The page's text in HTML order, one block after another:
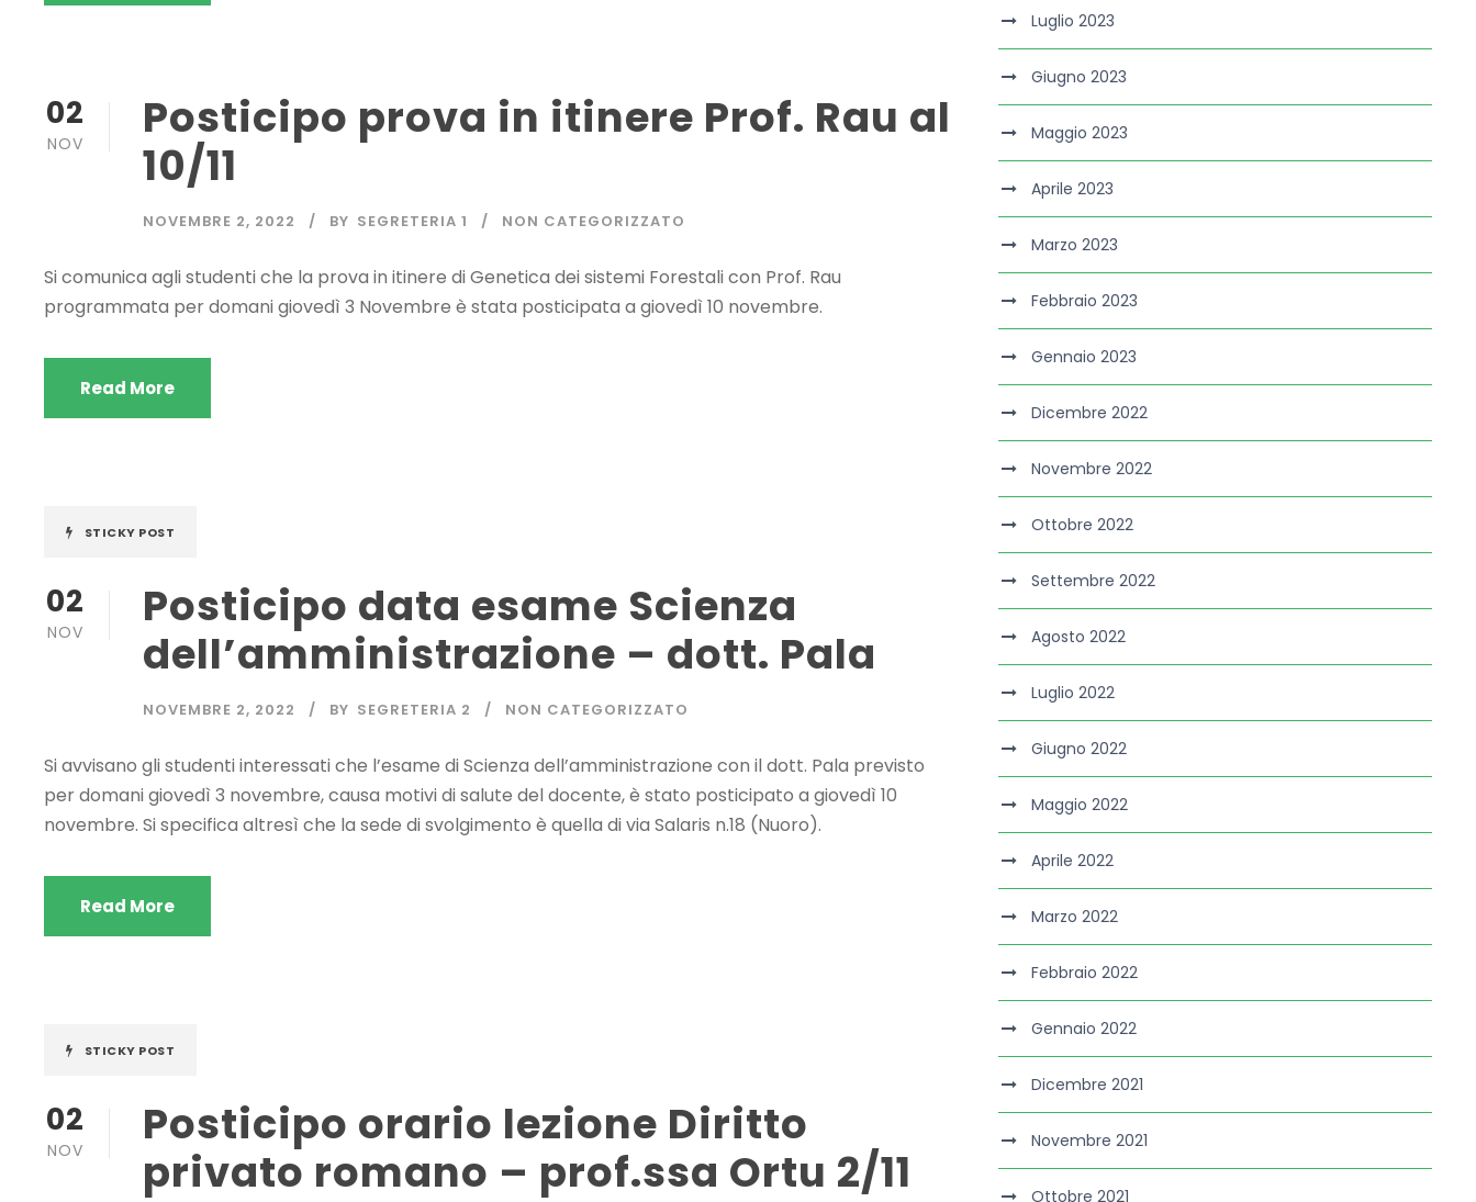
02
NOV
Posticipo prova in itinere Prof. Rau al
10/11
NOVEMBRE 2, 2022 BY SEGRETERIA 1 NON CATEGORIZZATO
Si comunica agli studenti che la prova in itinere di Genetica dei sistemi Forestali con Prof. Rau
programmata per domani giovedì 3 Novembre è stata posticipata a giovedì 10 novembre.
Read More
STICKY POST
02
NOV
Posticipo data esame Scienza
dell’amministrazione – dott. Pala
NOVEMBRE 2, 2022 BY SEGRETERIA 2 NON CATEGORIZZATO
Si avvisano gli studenti interessati che l’esame di Scienza dell’amministrazione con il dott. Pala previsto
per domani giovedì 3 novembre, causa motivi di salute del docente, è stato posticipato a giovedì 10
novembre. Si specifica altresì che la sede di svolgimento è quella di via Salaris n.18 (Nuoro).
Read More
STICKY POST
02
NOV
Posticipo orario lezione Diritto
privato romano – prof.ssa Ortu 2/11
Luglio 2023
Giugno 2023
Maggio 2023
Aprile 2023
Marzo 2023
Febbraio 2023
Gennaio 2023
Dicembre 2022
Novembre 2022
Ottobre 2022
Settembre 2022
Agosto 2022
Luglio 2022
Giugno 2022
Maggio 2022
Aprile 2022
Marzo 2022
Febbraio 2022
Gennaio 2022
Dicembre 2021
Novembre 2021
Ottobre 2021